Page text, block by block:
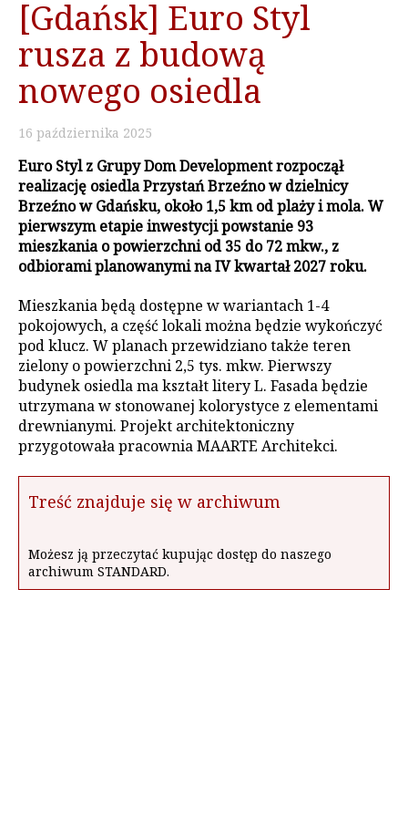
[Gdańsk] Euro Styl
rusza z budową
nowego osiedla
16 października 2025
Euro Styl z Grupy Dom Development rozpoczął
realizację osiedla Przystań Brzeźno w dzielnicy
Brzeźno w Gdańsku, około 1,5 km od plaży i mola. W
pierwszym etapie inwestycji powstanie 93
mieszkania o powierzchni od 35 do 72 mkw., z
odbiorami planowanymi na IV kwartał 2027 roku.
Mieszkania będą dostępne w wariantach 1-4
pokojowych, a część lokali można będzie wykończyć
pod klucz. W planach przewidziano także teren
zielony o powierzchni 2,5 tys. mkw. Pierwszy
budynek osiedla ma kształt litery L. Fasada będzie
utrzymana w stonowanej kolorystyce z elementami
drewnianymi. Projekt architektoniczny
przygotowała pracownia MAARTE Architekci.
Treść znajduje się w archiwum
Możesz ją przeczytać kupując dostęp do naszego
archiwum STANDARD.